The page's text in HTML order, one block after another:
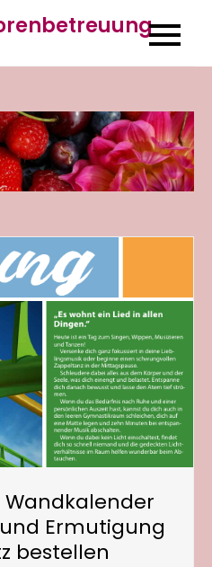
Wandkalender
Ermutigung
bestellen